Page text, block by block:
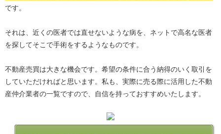
です。
それは、近くの医者では直せないような病を、ネットで高名な医者
を探してそこで手術をするようなものです。
不動産売買は大きな機会です。希望の条件に合う納得のいく取引を
していただければと思います。私も、実際に売る際に活用した不動
産仲介業者の一覧ですので、自信を持っておすすめいたします。